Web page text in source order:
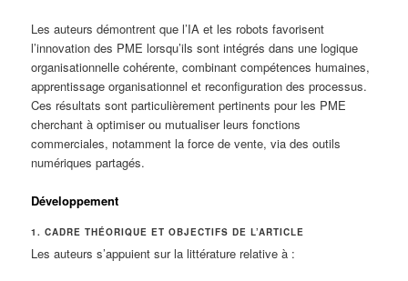
Les auteurs démontrent que l’IA et les robots favorisent
l’innovation des PME lorsqu’ils sont intégrés dans une logique
organisationnelle cohérente, combinant compétences humaines,
apprentissage organisationnel et reconfiguration des processus.
Ces résultats sont particulièrement pertinents pour les PME
cherchant à optimiser ou mutualiser leurs fonctions
commerciales, notamment la force de vente, via des outils
numériques partagés.
Développement
1. CADRE THÉORIQUE ET OBJECTIFS DE L’ARTICLE
Les auteurs s’appuient sur la littérature relative à :